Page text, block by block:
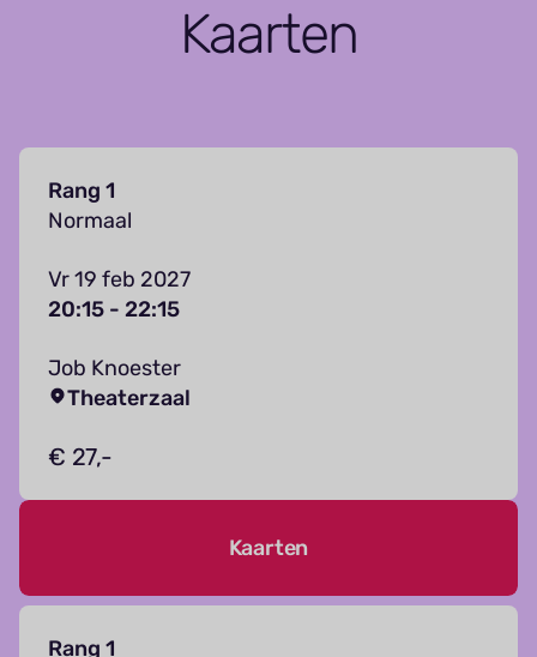
Kaarten
Rang 1
Normaal
Vr 19 feb 2027
20:15 - 22:15
Job Knoester
Theaterzaal
€ 27,-
Kaarten
Rang 1